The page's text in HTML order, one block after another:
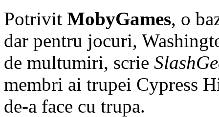
Potrivit MobyGames, o
dar pentru jocuri,
de multumiri, scrie
membri ai trupei Cypress
de-a face cu trupa.